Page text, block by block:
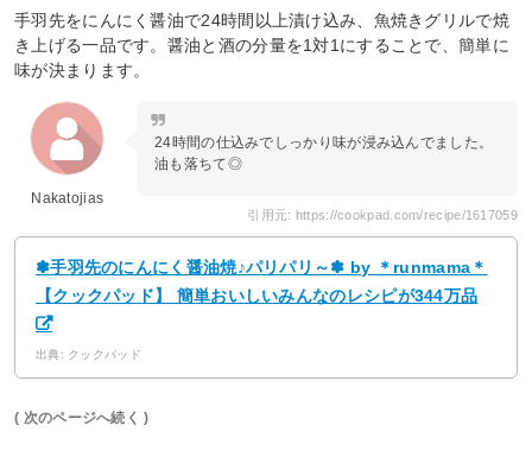
手羽先をにんにく醤油で24時間以上漬け込み、魚焼きグリルで焼
き上げる一品です。醤油と酒の分量を1対1にすることで、簡単に
味が決まります。
Nakatojias
24時間の仕込みでしっかり味が浸み込んでました。
油も落ちて◎
引用元: https://cookpad.com/recipe/1617059
✽手羽先のにんにく醤油焼♪パリパリ～✽ by ＊runmama＊
【クックパッド】 簡単おいしいみんなのレシピが344万品
出典: クックパッド
( 次のページへ続く )